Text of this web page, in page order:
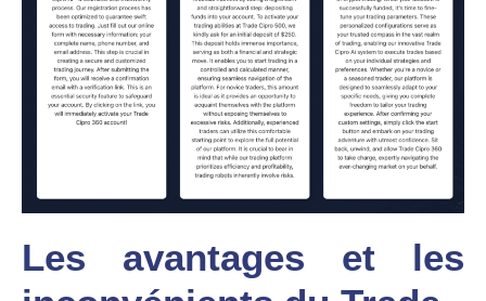
Les avantages et les